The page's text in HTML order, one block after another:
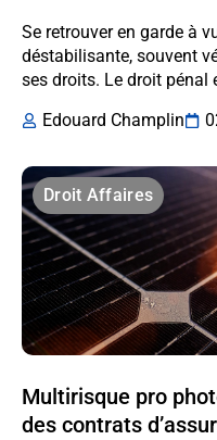
Se retrouver en garde à
déstabilisante, souvent
ses droits. Le droit pénal
Edouard Champlin
Droit Affaires
Multirisque pro
des contrats